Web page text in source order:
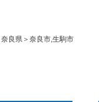
良県＞奈良市,生駒市